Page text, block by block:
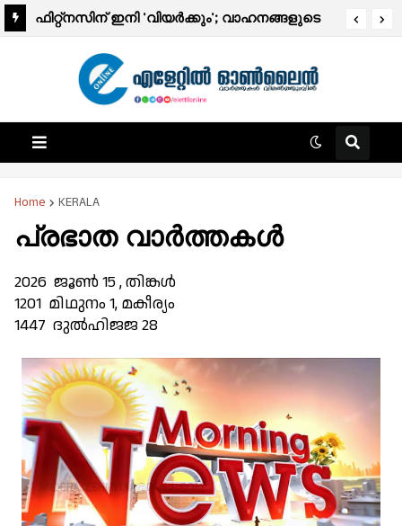
ഫിറ്റ്നസിന് ഇനി 'വിയർക്കും'; വാഹനങ്ങളുടെ
മുതൽ ആരംഭിക്കും
പ്രഭാത വാർത്തകൾ.
Home KERALA
പ്രഭാത വാർത്തകൾ
2026 ജൂണ്‍ 15 , തിങ്കള്‍
1201 മിഥുനം 1, മകീര്യം
1447 ദുൽഹിജജ 28